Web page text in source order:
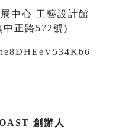
中心 工藝設計館
正路572號)
創辦人